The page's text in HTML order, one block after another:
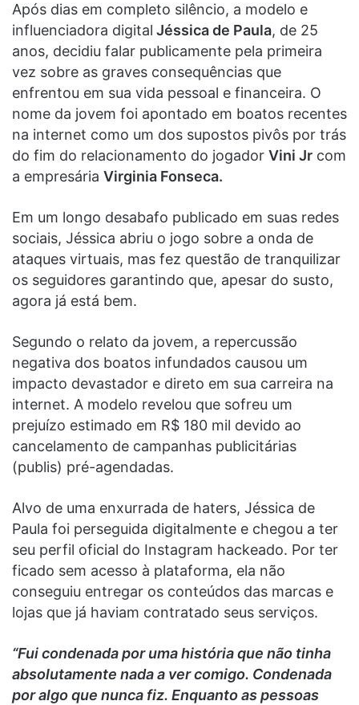
Após dias em completo silêncio, a modelo e
influenciadora digital Jéssica de Paula, de 25
anos, decidiu falar publicamente pela primeira
vez sobre as graves consequências que
enfrentou em sua vida pessoal e financeira. O
nome da jovem foi apontado em boatos recentes
na internet como um dos supostos pivôs por trás
do fim do relacionamento do jogador Vini Jr com
a empresária Virginia Fonseca.
Em um longo desabafo publicado em suas redes
sociais, Jéssica abriu o jogo sobre a onda de
ataques virtuais, mas fez questão de tranquilizar
os seguidores garantindo que, apesar do susto,
agora já está bem.
Segundo o relato da jovem, a repercussão
negativa dos boatos infundados causou um
impacto devastador e direto em sua carreira na
internet. A modelo revelou que sofreu um
prejuízo estimado em R$ 180 mil devido ao
cancelamento de campanhas publicitárias
(publis) pré-agendadas.
Alvo de uma enxurrada de haters, Jéssica de
Paula foi perseguida digitalmente e chegou a ter
seu perfil oficial do Instagram hackeado. Por ter
ficado sem acesso à plataforma, ela não
conseguiu entregar os conteúdos das marcas e
lojas que já haviam contratado seus serviços.
“Fui condenada por uma história que não tinha
absolutamente nada a ver comigo. Condenada
por algo que nunca fiz. Enquanto as pessoas